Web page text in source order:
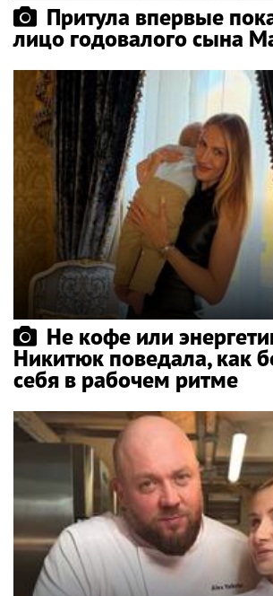
Притула впервые
лицо годовалого сына
Не кофе или
Никитюк поведала, как
себя в рабочем ритме